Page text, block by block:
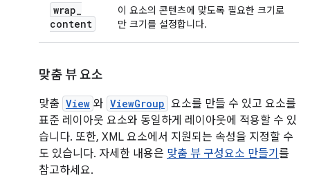
wrap_
content
이 요소의 콘텐츠에 맞도록 필요한 크기로
만 크기를 설정합니다.
맞춤 뷰 요소
맞춤 View 와 ViewGroup 요소를 만들 수 있고 요소를
표준 레이아웃 요소와 동일하게 레이아웃에 적용할 수 있
습니다. 또한, XML 요소에서 지원되는 속성을 지정할 수
도 있습니다. 자세한 내용은 맞춤 뷰 구성요소 만들기 를
참고하세요.